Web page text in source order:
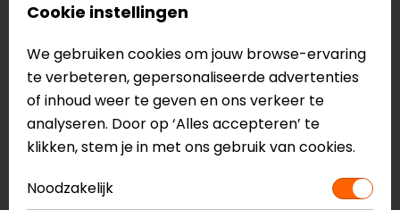
Binnenvoering van sneldrogend, antibacterieel
Emergency quick-release system
Geschikt voor brildragers
Dubbel D-ring sluitingssysteem
Wordt geleverd in de doos: twee vizieren - één
helder, één getint, één vizier hoes
Cookie instellingen
We gebruiken cookies om jouw browse-ervaring
te verbeteren, gepersonaliseerde advertenties
of inhoud weer te geven en ons verkeer te
analyseren. Door op ‘Alles accepteren’ te
klikken, stem je in met ons gebruik van cookies.
Noodzakelijk